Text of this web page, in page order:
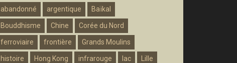
abandonné argentique Baïkal
Bouddhisme Chine Corée du Nord
ferroviaire frontière Grands Moulins
histoire Hong Kong infrarouge lac Lille